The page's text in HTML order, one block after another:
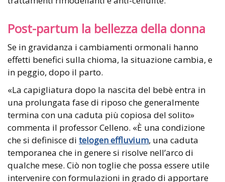
Post-partum la bellezza della donna
Se in gravidanza i cambiamenti ormonali hanno
effetti benefici sulla chioma, la situazione cambia, e
in peggio, dopo il parto.
«La capigliatura dopo la nascita del bebè entra in
una prolungata fase di riposo che generalmente
termina con una caduta più copiosa del solito»
commenta il professor Celleno. «È una condizione
che si definisce di telogen effluvium, una caduta
temporanea che in genere si risolve nell’arco di
qualche mese. Ciò non toglie che possa essere utile
intervenire con formulazioni in grado di apportare